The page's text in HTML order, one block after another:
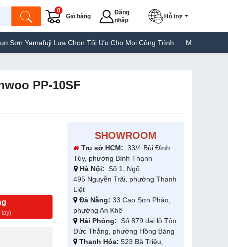
Giỏ hàng
0
Đăng
nhập
Hỗ trợ
Lựa Chọn Tối Ưu Cho Mọi Công Trình Máy Hàn Túi Yamafuji
PP-10SF
tay)
SHOWROOM
Trụ sở HCM: 33/4 Bùi Đình
Túy, phường Bình Thạnh
Hà Nội: Số 1, Ngõ
495 Nguyễn Trãi, phường Thanh
Liệt
Đà Nẵng: 33 Cao Sơn Pháo,
phường An Khê
Hải Phòng: Số 879 đại lộ Tôn
Đức Thắng, phường Hồng Bàng
Thanh Hóa: 523 Bà Triệu,